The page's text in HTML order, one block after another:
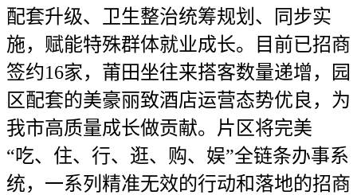
配套升级、卫生整治统筹规划、同步实
施，赋能特殊群体就业成长。目前已招商
签约16家，莆田坐往来搭客数量递增，园
区配套的美豪丽致酒店运营态势优良，为
我市高质量成长做贡献。片区将完美
“吃、住、行、逛、购、娱”全链条办事系
统，一系列精准无效的行动和落地的招商